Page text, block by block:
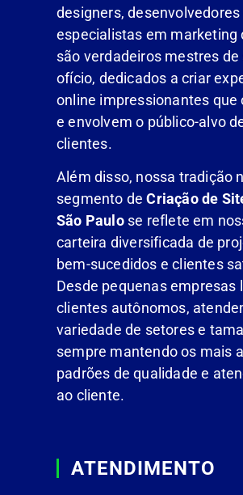
designers, desenvolvedores
especialistas em marketing
são verdadeiros mestres de
ofício, dedicados a criar
online impressionantes que
e envolvem o público-alvo
clientes.
Além disso, nossa tradição
segmento de Criação de
São Paulose reflete em
carteira diversificada de
bem-sucedidos e clientes
Desde pequenas empresas
clientes autônomos,
variedade de setores e
sempre mantendo os mais
padrões de qualidade e
ao cliente.
ATENDIMENTO